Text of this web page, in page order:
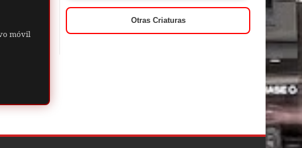
móvil
Otras Criaturas